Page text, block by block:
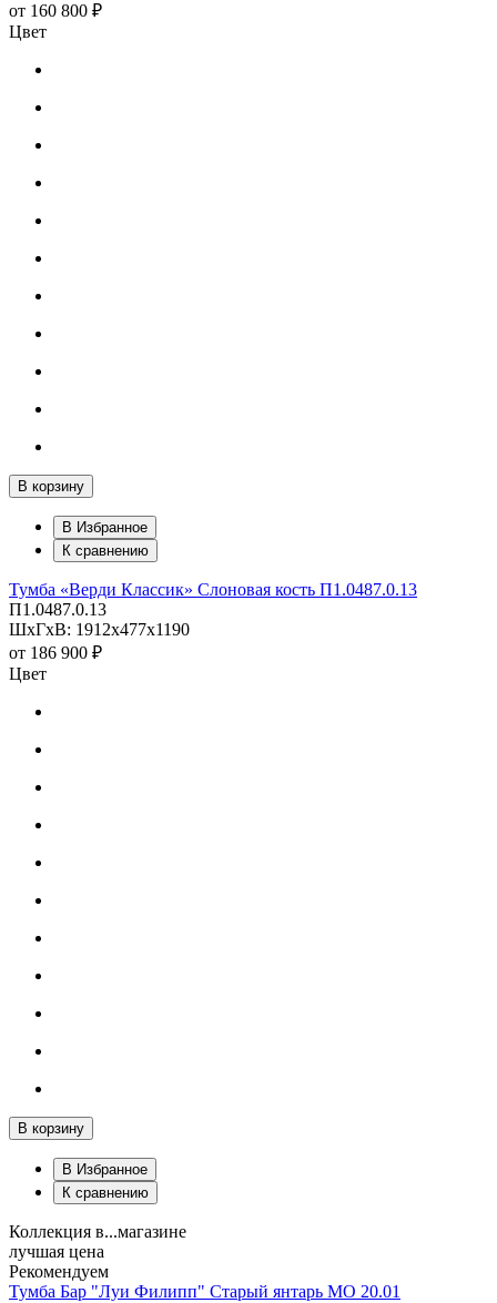
от 160 800 ₽
Цвет
В корзину
В Избранное
К сравнению
Тумба «Верди Классик» Слоновая кость П1.0487.0.13
П1.0487.0.13
ШхГхВ: 1912х477х1190
от 186 900 ₽
Цвет
В корзину
В Избранное
К сравнению
Коллекция в...магазине
лучшая цена
Рекомендуем
Тумба Бар "Луи Филипп" Старый янтарь МО 20.01